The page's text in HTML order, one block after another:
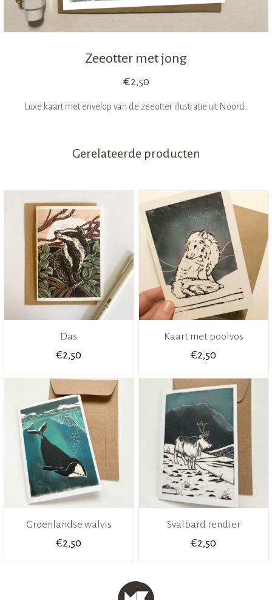
Zeeotter met jong
€2,50
Luxe kaart met envelop van de zeeotter illustratie uit Noord.
Gerelateerde producten
Das
€2,50
Kaart met poolvos
€2,50
Groenlandse walvis
€2,50
Svalbard rendier
€2,50